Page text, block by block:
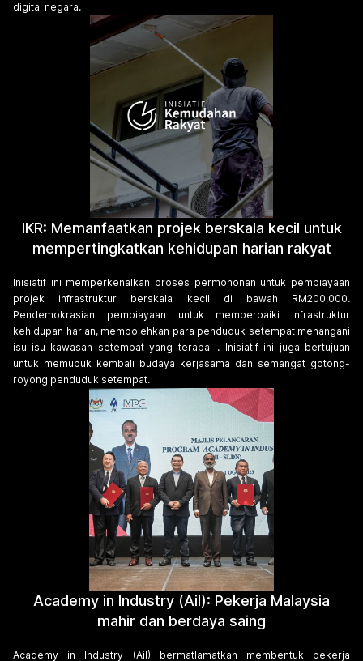
digital negara.
IKR: Memanfaatkan projek berskala kecil untuk
mempertingkatkan kehidupan harian rakyat
Inisiatif ini memperkenalkan proses permohonan untuk pembiayaan
projek infrastruktur berskala kecil di bawah RM200,000.
Pendemokrasian pembiayaan untuk memperbaiki infrastruktur
kehidupan harian, membolehkan para penduduk setempat menangani
isu-isu kawasan setempat yang terabai . Inisiatif ini juga bertujuan
untuk memupuk kembali budaya kerjasama dan semangat gotong-
royong penduduk setempat.
Academy in Industry (AiI): Pekerja Malaysia
mahir dan berdaya saing
Academy in Industry (AiI) bermatlamatkan membentuk pekerja